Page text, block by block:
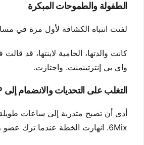
الطفولة والطموحات المبكرة
لفتت انتباه الكشافة لأول مرة في
كانت والدتها، الحامية لابنتها، قد
واي بي إنترتينمنت. واجتازت.
التغلب على التحديات والانضمام إلى JYP إنترتينمنت
6Mix. انهارت الخطة عندما ترك عضو رئيسي الشركة.